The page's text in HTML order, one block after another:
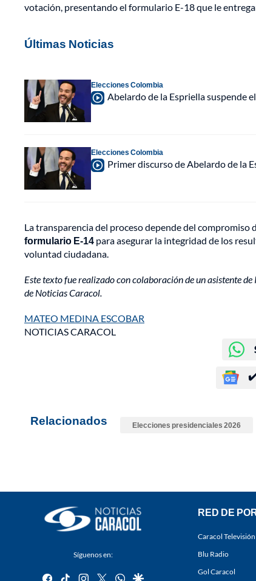
votación, presentando el formulario E-18 que le
Últimas Noticias
Elecciones Colombia
Abelardo de la Espriella suspende
Elecciones Colombia
Primer discurso de Abelardo de la
La transparencia del proceso depende del compromiso
formulario E-14 para asegurar la integridad de los
voluntad ciudadana.
Este texto fue realizado con colaboración de un asistente
de Noticias Caracol.
MATEO MEDINA ESCOBAR
NOTICIAS CARACOL
✔️
Relacionados Elecciones presidenciales 2026
Síguenos en:
facebook
tiktok instagram
twitterwhatsapp
google
RED DE
Caracol Televisión
Blu Radio
Gol Caracol